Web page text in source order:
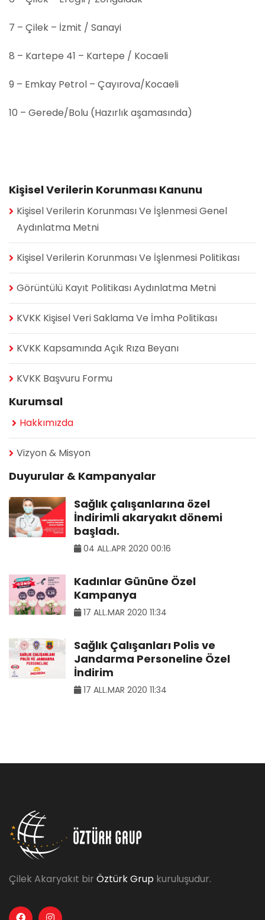
7 – Çilek – İzmit / Sanayi
8 – Kartepe 41 – Kartepe / Kocaeli
9 – Emkay Petrol – Çayırova/Kocaeli
10 – Gerede/Bolu (Hazırlık aşamasında)
Kişisel Verilerin Korunması Kanunu
Kişisel Verilerin Korunması Ve İşlenmesi Genel
Aydınlatma Metni
Kişisel Verilerin Korunması Ve İşlenmesi Politikası
Görüntülü Kayıt Politikası Aydınlatma Metni
KVKK Kişisel Veri Saklama Ve İmha Politikası
KVKK Kapsamında Açık Rıza Beyanı
KVKK Başvuru Formu
Kurumsal
Hakkımızda
Vizyon & Misyon
Duyurular & Kampanyalar
Sağlık çalışanlarına özel
İndirimli akaryakıt dönemi
başladı.
04 ALL.APR 2020 00:16
Kadınlar Gününe Özel
Kampanya
17 ALL.MAR 2020 11:34
Sağlık Çalışanları Polis ve
Jandarma Personeline Özel
İndirim
17 ALL.MAR 2020 11:34
Çilek Akaryakıt bir Öztürk Grup kuruluşudur.